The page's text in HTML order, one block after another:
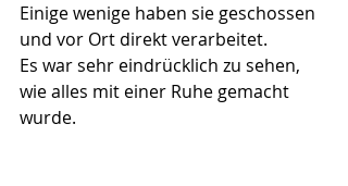
Einige wenige haben sie geschossen
und vor Ort direkt verarbeitet.
Es war sehr eindrücklich zu sehen,
wie alles mit einer Ruhe gemacht
wurde.